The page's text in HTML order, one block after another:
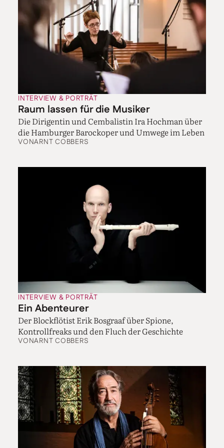
dauert allein schon 45 Minuten. Die zweite Sonate von
Rachmaninow habe ich gelernt, als ich dreizehn war.
Das war damals mein Lieblingsstück, so romantisch
und tragisch und verwirrend. Das sind alles Stücke,
die mir am Herzen liegen. Und sie werden zum Teil
nicht mal in Russland gespielt.
Wird Glasunow in Russland gespielt?
Vielleicht ist der Name in Russland ein bisschen
bekannter als außerhalb. Aber seine Klaviermusik
wird nie gespielt. Und der Grund ist vermutlich, dass
sie unglaublich unpianistisch geschrieben ist. Sie
macht viel Arbeit. Aber sie ist wunderschön. Ich
egozentrisch. Sie wollen Symphonien schreiben mit
Innovatoren gelten. Glasunow war definitiv ein
Symphoniker. Aber seine Symphonien werden nicht
mehr gespielt, sie haben den Test der Zeit nicht
bestanden. Seine Klaviermusik, zumindest die Stücke,
die ich aufgenommen habe, sind so etwas wie
Aphorismen, Notizen in einem Tagebuch. Sie sind nie
entdeckt worden. Aber sie sind wunderschön. Ich
hatte am Moskauer Konservatorium mal eine Stunde
begann zu spielen. Und ich dachte mir, was ist das?
Ein unbekannter Brahms, den man in irgendeinem
Archiv entdeckt hat? Nein, es war die erste Sonate von
Glasunow. Hinterher ging ich nach Hause und hörte
alles von Glasunow, was ich finden konnte.
Foto:
Liudmila
Malofeev
Medtner gilt als Geheimtipp unter Kennern und
als kompliziert und sperrig. Aber das sind die
„Vergessenen Weisen“ überhaupt nicht.
INTERVIEW & PORTRÄT
Raum lassen für die Musiker
Die Dirigentin und Cembalistin Ira Hochman über
die Hamburger Barockoper und Umwege im Leben
VONARNT COBBERS
INTERVIEW & PORTRÄT
Ein Abenteurer
Der Blockflötist Erik Bosgraaf über Spione,
Kontrollfreaks und den Fluch der Geschichte
VONARNT COBBERS